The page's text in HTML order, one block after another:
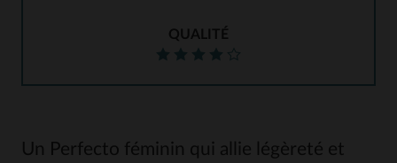
QUALITÉ
Un Perfecto féminin qui allie légèreté et